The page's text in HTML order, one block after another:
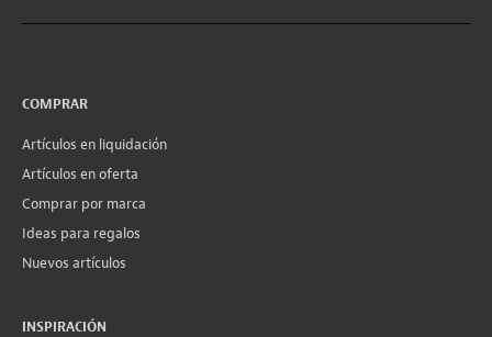
COMPRAR
Artículos en liquidación
Artículos en oferta
Comprar por marca
Ideas para regalos
Nuevos artículos
INSPIRACIÓN